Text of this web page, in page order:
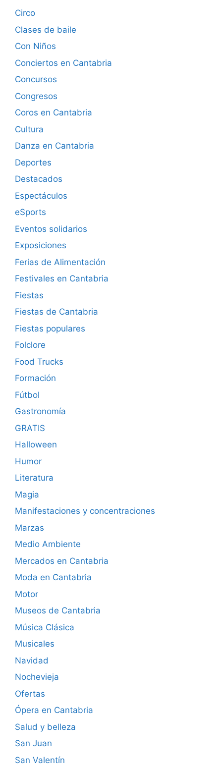
Circo
Clases de baile
Con Niños
Conciertos en Cantabria
Concursos
Congresos
Coros en Cantabria
Cultura
Danza en Cantabria
Deportes
Destacados
Espectáculos
eSports
Eventos solidarios
Exposiciones
Ferias de Alimentación
Festivales en Cantabria
Fiestas
Fiestas de Cantabria
Fiestas populares
Folclore
Food Trucks
Formación
Fútbol
Gastronomía
GRATIS
Halloween
Humor
Literatura
Magia
Manifestaciones y concentraciones
Marzas
Medio Ambiente
Mercados en Cantabria
Moda en Cantabria
Motor
Museos de Cantabria
Música Clásica
Musicales
Navidad
Nochevieja
Ofertas
Ópera en Cantabria
Salud y belleza
San Juan
San Valentín